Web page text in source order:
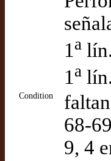
1 a
1 a
Condition
68-
9, 4